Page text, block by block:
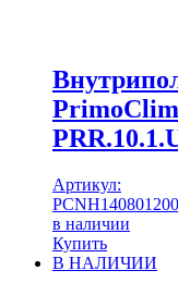
Артикул:
в наличии
Купить
В НАЛИЧИИ